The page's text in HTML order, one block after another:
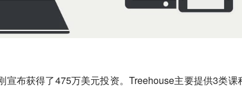
宣布获得了475万美元投资。Treehouse主要提供3类课